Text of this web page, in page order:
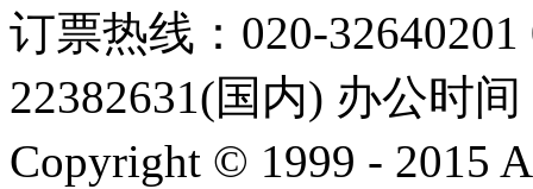
订票热线：020-
22382631(国内) 办公时
Copyright © 1999 - 2015